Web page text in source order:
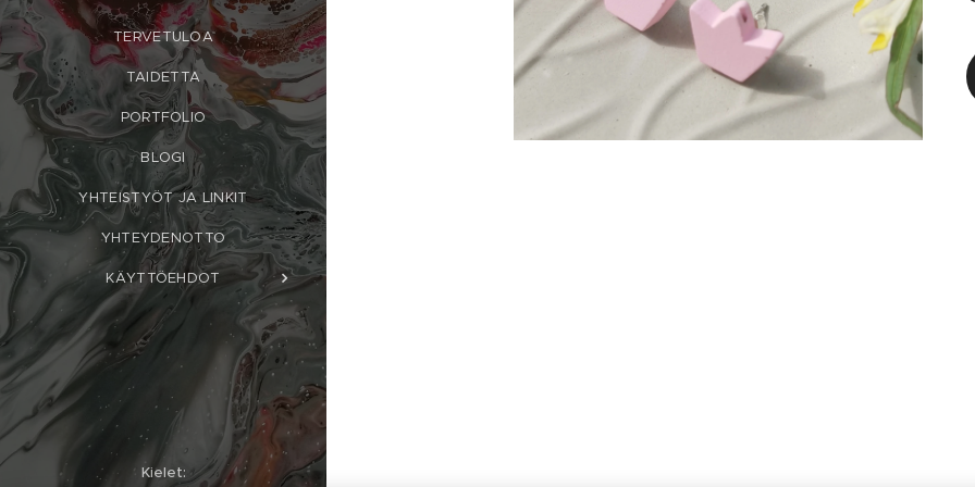
TERVETULOA
TAIDETTA
PORTFOLIO
BLOGI
YHTEISTYÖT JA LINKIT
YHTEYDENOTTO
KÄYTTÖEHDOT
Kielet